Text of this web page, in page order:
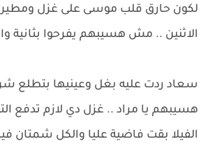
لكون حارق قلب موسى على غزل ومطير
الاثنين .. مش هسيبهم يفرحوا بثانية
سعاد ردت عليه بغل وعينيها بتطلع
هسيبهم يا مراد .. غزل دي لازم تدفع
الفيلا بقت فاضية عليا والكل شمتان